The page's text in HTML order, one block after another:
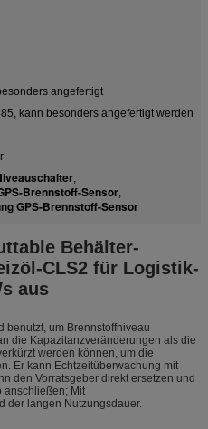
angefertigt
kann besonders angefertigt werden
,
Brennstoff-Sensor,
GPS-Brennstoff-Sensor
Behälter-
CLS2 für Logistik-
aus
benutzt, um Brennstoffniveau
die Kapazitanzveränderungen als die
werden können, um die
Er kann Echtzeitüberwachung mit
den Vorratsgeber direkt ersetzen und
anschließen; Mit
der langen Nutzungsdauer.